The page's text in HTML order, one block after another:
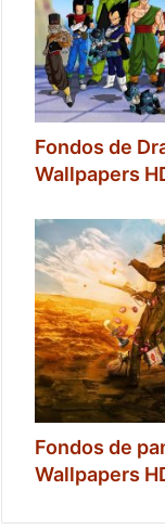
Fondos de
Wallpapers
Fondos de
Wallpapers